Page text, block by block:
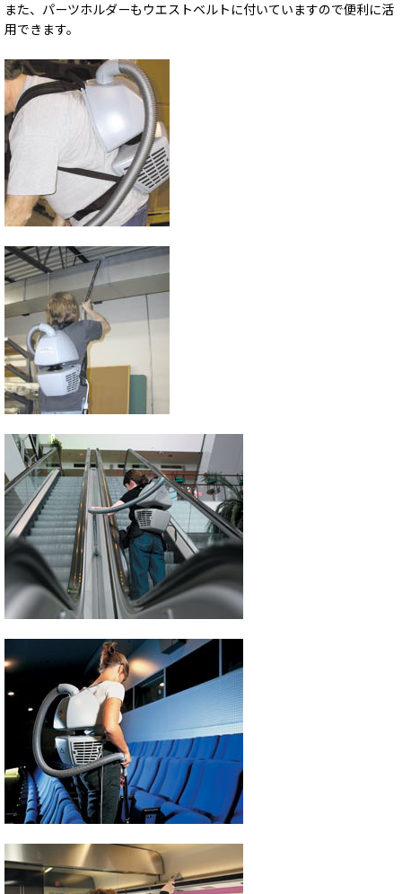
また、パーツホルダーもウエストベルトに付いていますので便利に活
用できます。